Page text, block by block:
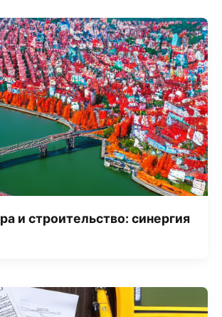
и строительство: синергия